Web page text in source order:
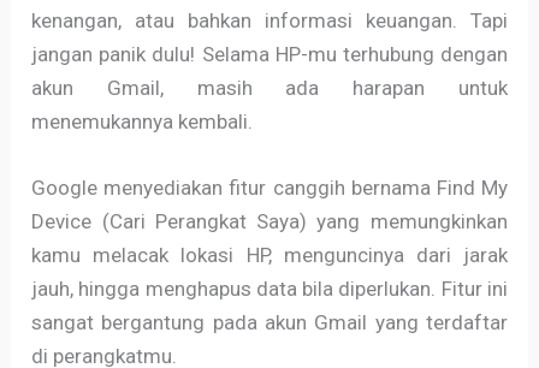
kenangan, atau bahkan informasi keuangan. Tapi
jangan panik dulu! Selama HP-mu terhubung dengan
akun Gmail, masih ada harapan untuk
menemukannya kembali.
Google menyediakan fitur canggih bernama Find My
Device (Cari Perangkat Saya) yang memungkinkan
kamu melacak lokasi HP, menguncinya dari jarak
jauh, hingga menghapus data bila diperlukan. Fitur ini
sangat bergantung pada akun Gmail yang terdaftar
di perangkatmu.